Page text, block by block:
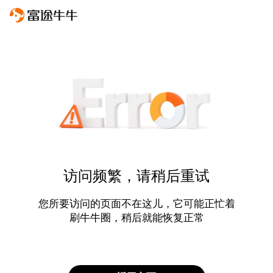
访问频繁，请稍后重试
您所要访问的页面不在这儿，它可能正忙着
刷牛牛圈，稍后就能恢复正常